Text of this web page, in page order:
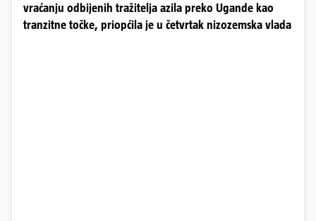
vraćanju odbijenih tražitelja azila preko Ugande kao
tranzitne točke, priopćila je u četvrtak nizozemska vlada